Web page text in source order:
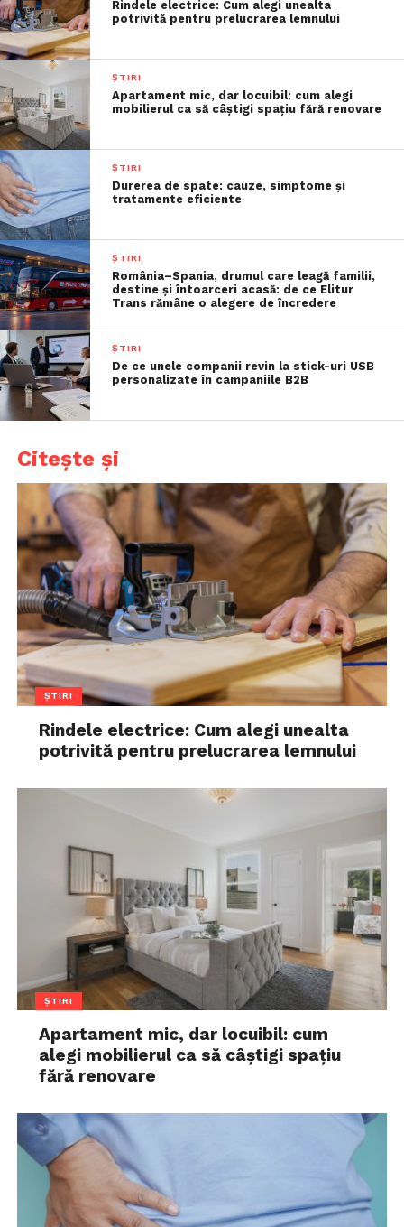
Rindele electrice: Cum alegi unealta
potrivită pentru prelucrarea lemnului
ȘTIRI
Apartament mic, dar locuibil: cum alegi
mobilierul ca să câștigi spațiu fără renovare
ȘTIRI
Durerea de spate: cauze, simptome și
tratamente eficiente
ȘTIRI
România–Spania, drumul care leagă familii,
destine și întoarceri acasă: de ce Elitur
Trans rămâne o alegere de încredere
ȘTIRI
De ce unele companii revin la stick-uri USB
personalizate în campaniile B2B
Citește și
ȘTIRI
Rindele electrice: Cum alegi unealta
potrivită pentru prelucrarea lemnului
ȘTIRI
Apartament mic, dar locuibil: cum
alegi mobilierul ca să câștigi spațiu
fără renovare